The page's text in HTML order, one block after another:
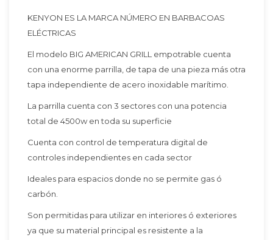
KENYON ES LA MARCA NÚMERO EN BARBACOAS
ELÉCTRICAS
El modelo BIG AMERICAN GRILL empotrable cuenta
con una enorme parrilla, de tapa de una pieza más otra
tapa independiente de acero inoxidable marítimo.
La parrilla cuenta con 3 sectores con una potencia
total de 4500w en toda su superficie
Cuenta con control de temperatura digital de
controles independientes en cada sector
Ideales para espacios donde no se permite gas ó
carbón.
Son permitidas para utilizar en interiores ó exteriores
ya que su material principal es resistente a la